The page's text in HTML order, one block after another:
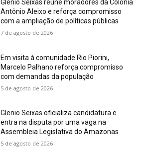
Glenio Seixas reúne moradores da Colônia
Antônio Aleixo e reforça compromisso
com a ampliação de políticas públicas
7 de agosto de 2026
Em visita à comunidade Rio Piorini,
Marcelo Palhano reforça compromisso
com demandas da população
5 de agosto de 2026
Glenio Seixas oficializa candidatura e
entra na disputa por uma vaga na
Assembleia Legislativa do Amazonas
5 de agosto de 2026